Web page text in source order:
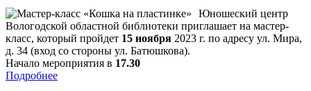
Юношеский центр
Вологодской областной библиотеки приглашает на мастер-
класс, который пройдет 15 ноября 2023 г. по адресу ул. Мира,
д. 34 (вход со стороны ул. Батюшкова).
Начало мероприятия в 17.30
Подробнее